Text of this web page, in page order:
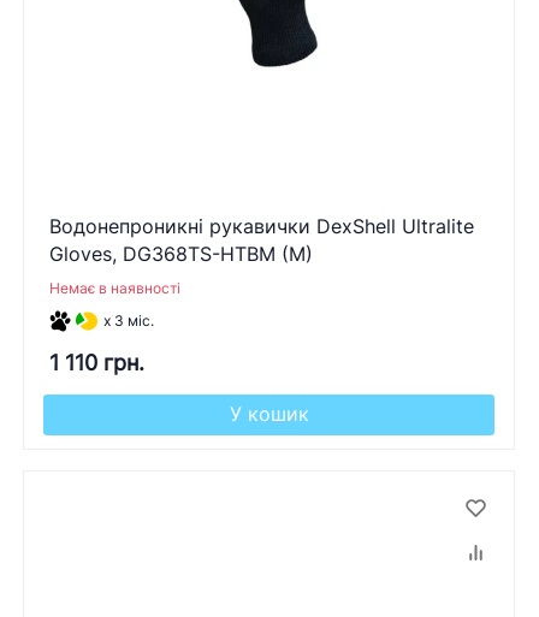
Водонепроникні рукавички DexShell Ultralite
Gloves, DG368TS-HTBM (M)
Немає в наявності
x 3 міс.
1 110 грн.
У кошик